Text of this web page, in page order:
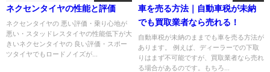
ネクセンタイヤの性能と評価
ネクセンタイヤの 悪い評価・乗り心地が
悪い・スタッドレスタイヤの性能低下が大
きいネクセンタイヤの 良い評価・スポー
ツタイヤでもロードノイズが...
車を売る方法｜自動車税が未納
でも買取業者なら売れる！
自動車税が未納のままでも車を売る方法が
あります。 例えば、ディーラーでの下取
りはまず不可能ですが、買取業者なら売れ
る場合があるのです。もちろ...